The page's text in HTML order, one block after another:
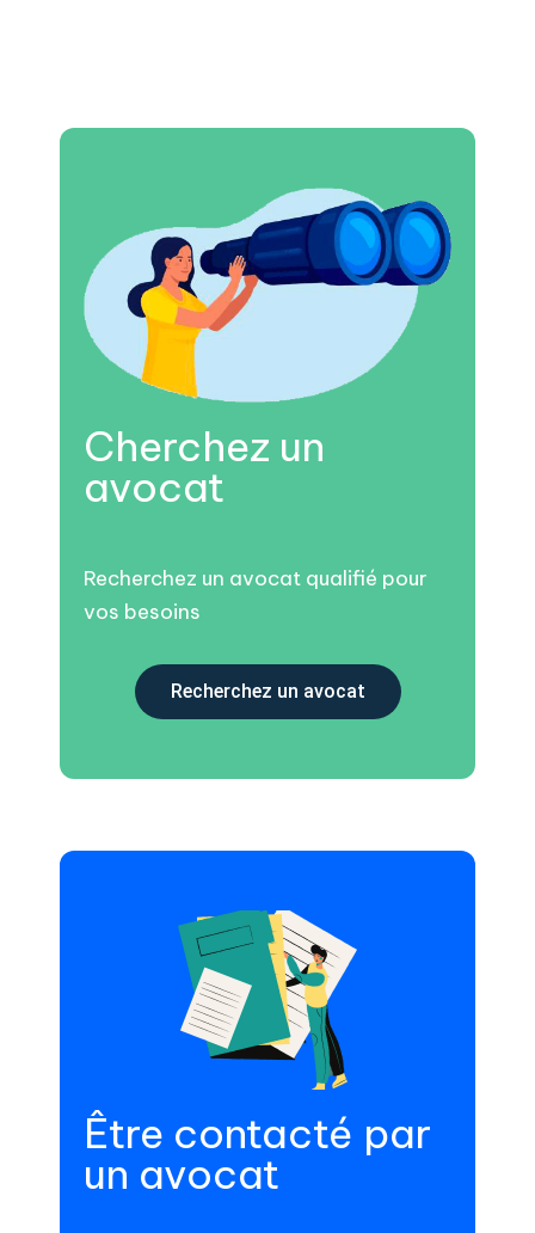
Cherchez un
avocat
Recherchez un avocat qualifié pour
vos besoins
Recherchez un avocat
Être contacté par
un avocat